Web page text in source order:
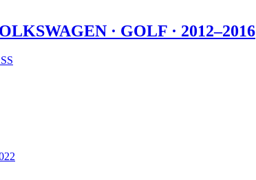
· GOLF · 2012–2016